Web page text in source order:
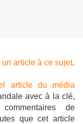
un article à ce sujet.
article du média
avec à la clé,
de
que cet article